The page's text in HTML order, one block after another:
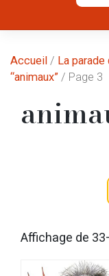
un
Accueil / La
“animaux” / Page 3
Affichage de